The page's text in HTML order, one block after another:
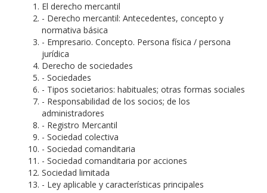
El derecho mercantil
- Derecho mercantil: Antecedentes, concepto y
normativa básica
- Empresario. Concepto. Persona física / persona
jurídica
Derecho de sociedades
- Sociedades
- Tipos societarios: habituales; otras formas sociales
- Responsabilidad de los socios; de los
administradores
- Registro Mercantil
- Sociedad colectiva
- Sociedad comanditaria
- Sociedad comanditaria por acciones
Sociedad limitada
- Ley aplicable y características principales